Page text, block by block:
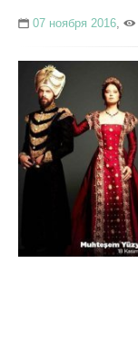
07 ноября 2016,